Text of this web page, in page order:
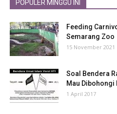
POPULER MINGGU INI
Feeding
Semarang Zoo
15 November 2021
Soal Bendera
Mau Dibohongi
1 April 2017